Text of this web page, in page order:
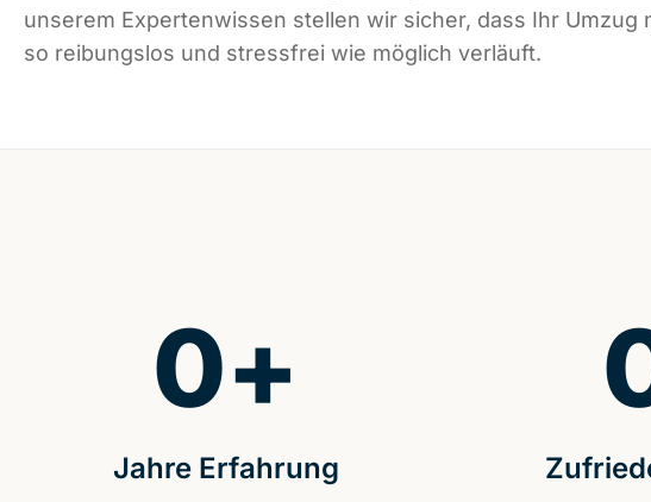
unserem Expertenwissen stellen wir sicher, dass Ihr Umzug
so reibungslos und stressfrei wie möglich verläuft.
Jahre Erfahrung
0+